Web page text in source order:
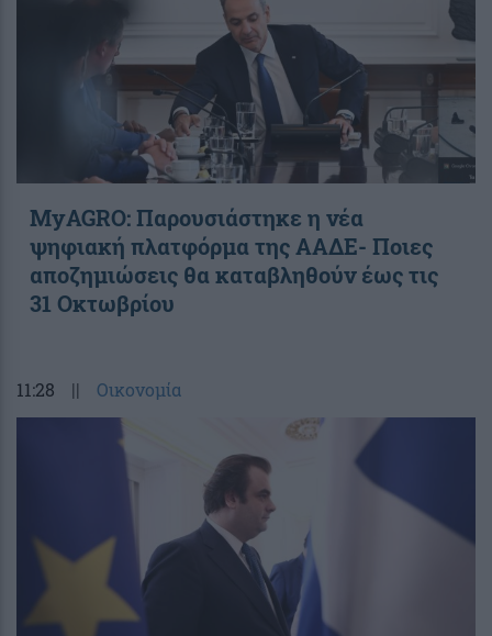
ΜyAGRO: Παρουσιάστηκε η νέα
ψηφιακή πλατφόρμα της ΑΑΔΕ- Ποιες
αποζημιώσεις θα καταβληθούν έως τις
31 Οκτωβρίου
11:28 || Οικονομία